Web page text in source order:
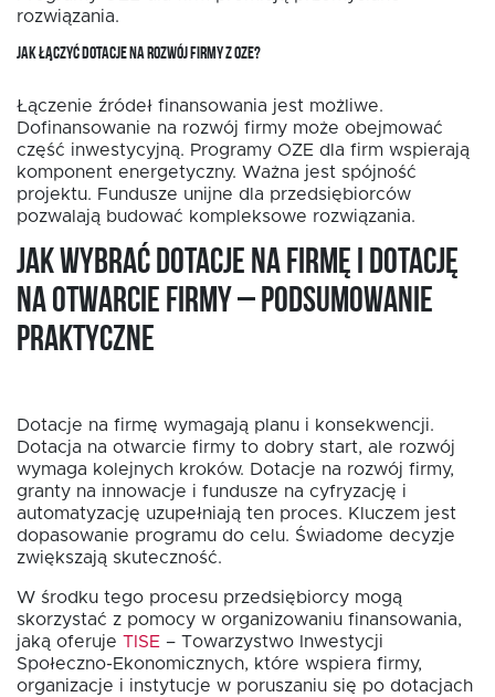
rozwiązania.
JAK ŁĄCZYĆ DOTACJE NA ROZWÓJ FIRMY Z OZE?
Łączenie źródeł finansowania jest możliwe.
Dofinansowanie na rozwój firmy może obejmować
część inwestycyjną. Programy OZE dla firm wspierają
komponent energetyczny. Ważna jest spójność
projektu. Fundusze unijne dla przedsiębiorców
pozwalają budować kompleksowe rozwiązania.
Jak wybrać dotacje na firmę i dotację
na otwarcie firmy – podsumowanie
praktyczne
Dotacje na firmę wymagają planu i konsekwencji.
Dotacja na otwarcie firmy to dobry start, ale rozwój
wymaga kolejnych kroków. Dotacje na rozwój firmy,
granty na innowacje i fundusze na cyfryzację i
automatyzację uzupełniają ten proces. Kluczem jest
dopasowanie programu do celu. Świadome decyzje
zwiększają skuteczność.
W środku tego procesu przedsiębiorcy mogą
skorzystać z pomocy w organizowaniu finansowania,
jaką oferuje TISE – Towarzystwo Inwestycji
Społeczno-Ekonomicznych, które wspiera firmy,
organizacje i instytucje w poruszaniu się po dotacjach